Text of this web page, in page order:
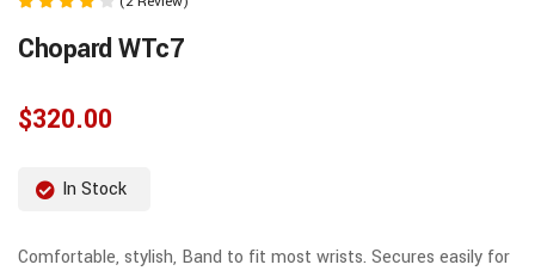
4.00
out of 5
Chopard WTc7
$320.00
In Stock
Comfortable, stylish, Band to fit most wrists. Secures easily for